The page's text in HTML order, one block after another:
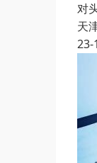
对
天
23-